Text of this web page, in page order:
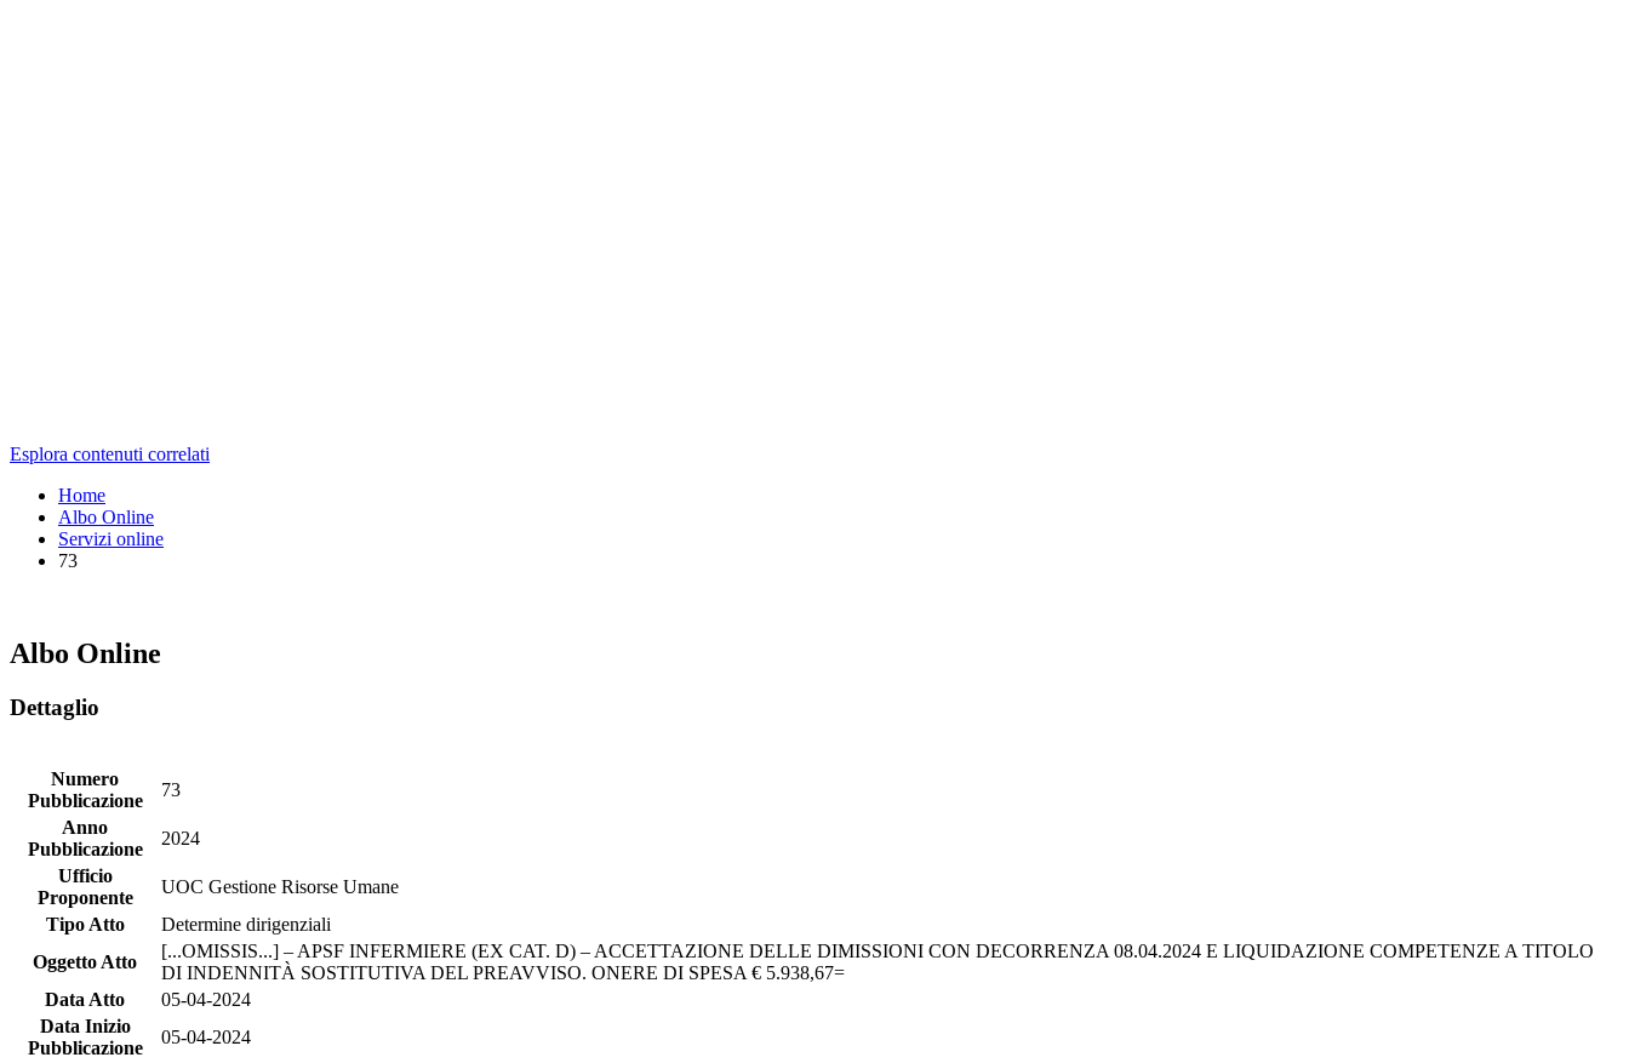
Esplora contenuti correlati
Home
Albo Online
Servizi online
73
Albo Online
Dettaglio
Numero
Pubblicazione
73
Anno
Pubblicazione
2024
Ufficio
Proponente
UOC Gestione Risorse Umane
Tipo Atto
Determine dirigenziali
Oggetto Atto
[...OMISSIS...] – APSF INFERMIERE (EX CAT. D) – ACCETTAZIONE DELLE DIMISSIONI CON DECORRENZA 08.04.2024 E LIQUIDAZIONE COMPETENZE A TITOLO
DI INDENNITÀ SOSTITUTIVA DEL PREAVVISO. ONERE DI SPESA € 5.938,67=
Data Atto
05-04-2024
Data Inizio
Pubblicazione
05-04-2024